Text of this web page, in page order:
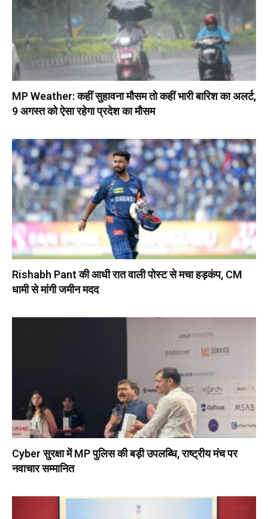
MP Weather: कहीं सुहावना मौसम तो कहीं भारी बारिश का अलर्ट,
9 अगस्त को ऐसा रहेगा प्रदेश का मौसम
Rishabh Pant की आधी रात वाली पोस्ट से मचा हड़कंप, CM
धामी से मांगी जमीन मदद
Cyber सुरक्षा में MP पुलिस की बड़ी उपलब्धि, राष्ट्रीय मंच पर
नवाचार सम्मानित